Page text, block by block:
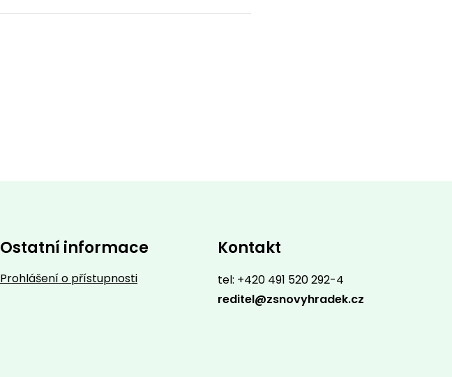
Ostatní informace
Prohlášení o přístupnosti
Kontakt
tel: +420 491 520 292-4
reditel@zsnovyhradek.cz